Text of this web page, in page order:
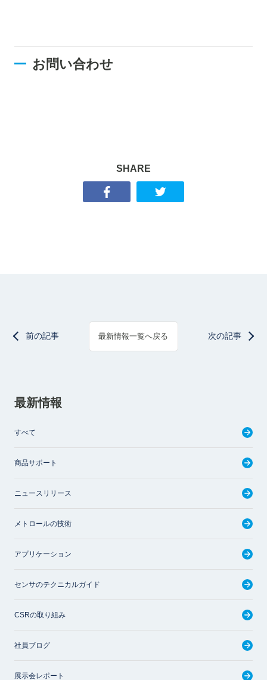
お問い合わせ
SHARE
前の記事 最新情報一覧へ戻る 次の記事
最新情報
すべて
商品サポート
ニュースリリース
メトロールの技術
アプリケーション
センサのテクニカルガイド
CSRの取り組み
社員ブログ
展示会レポート